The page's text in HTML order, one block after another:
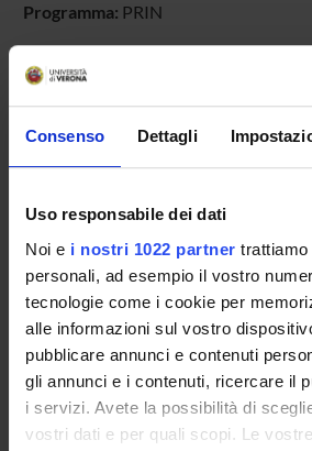
Consenso Dettagli
Uso responsabile dei dati
Noi e i nostri 1022 partner
personali, ad esempio il vostro
tecnologie come i cookie per
alle informazioni sul vostro
pubblicare annunci e contenuti
gli annunci e i contenuti, ricercare il
i servizi. Avete la possibilità di
vostri dati e per quali scopi. Le
Programma: PRIN
PARTECIPANTI AL PROGETTO
SEZIONI
Anatomia Patologica
ATTIVITÀ